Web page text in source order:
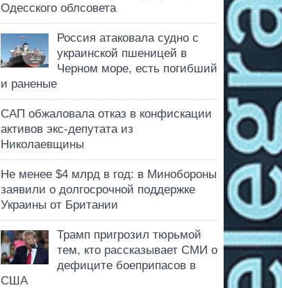
Одесского облсовета
Россия атаковала судно с
украинской пшеницей в
Черном море, есть погибший
и раненые
САП обжаловала отказ в конфискации
активов экс-депутата из
Николаевщины
Не менее $4 млрд в год: в Минобороны
заявили о долгосрочной поддержке
Украины от Британии
Трамп пригрозил тюрьмой
тем, кто рассказывает СМИ о
дефиците боеприпасов в
США